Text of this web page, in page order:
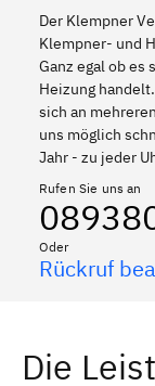
Der Klempner
Klempner- und
Ganz egal ob es
Heizung
sich an
uns möglich
Jahr - zu jeder
Rufen Sie uns an
Oder
Rückruf
Die